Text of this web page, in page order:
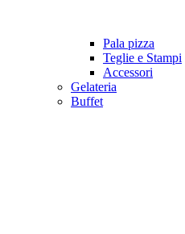
Pala pizza
Teglie e Stampi
Accessori
Gelateria
Buffet